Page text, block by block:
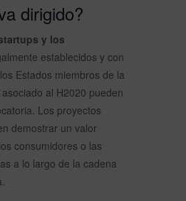
dirigido?
y los
establecidos y con
Estados miembros de la
al H2020 pueden
Los proyectos
demostrar un valor
consumidores o las
a lo largo de la cadena